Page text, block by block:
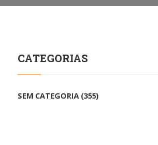
CATEGORIAS
SEM CATEGORIA (355)